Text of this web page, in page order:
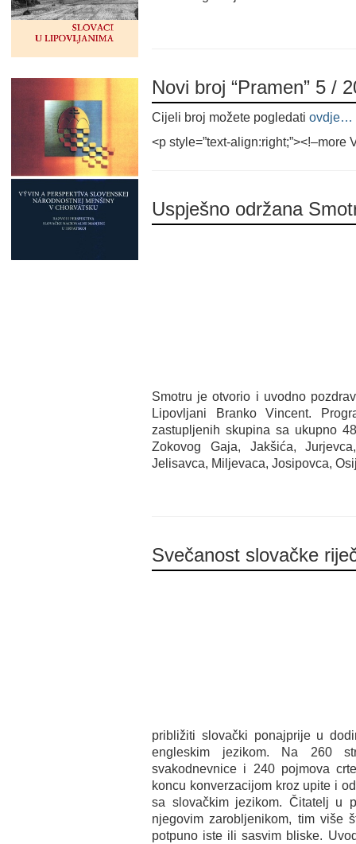
Novi broj “Pramen” 5 /
Cijeli broj možete pogledati ovdje…
<p style=”text-align:right;”><!–more
Uspješno održana
Smotru je otvorio i uvodno
Lipovljani Branko Vincent.
zastupljenih skupina sa ukupno
Zokovog Gaja, Jakšića,
Jelisavca, Miljevaca, Josipovca,
Svečanost slovačke
približiti slovački ponajprije u
engleskim jezikom. Na 260
svakodnevnice i 240 pojmova
koncu konverzacijom kroz upite i
sa slovačkim jezikom. Čitatelj u
njegovim zarobljenikom, tim više
potpuno iste ili sasvim bliske.